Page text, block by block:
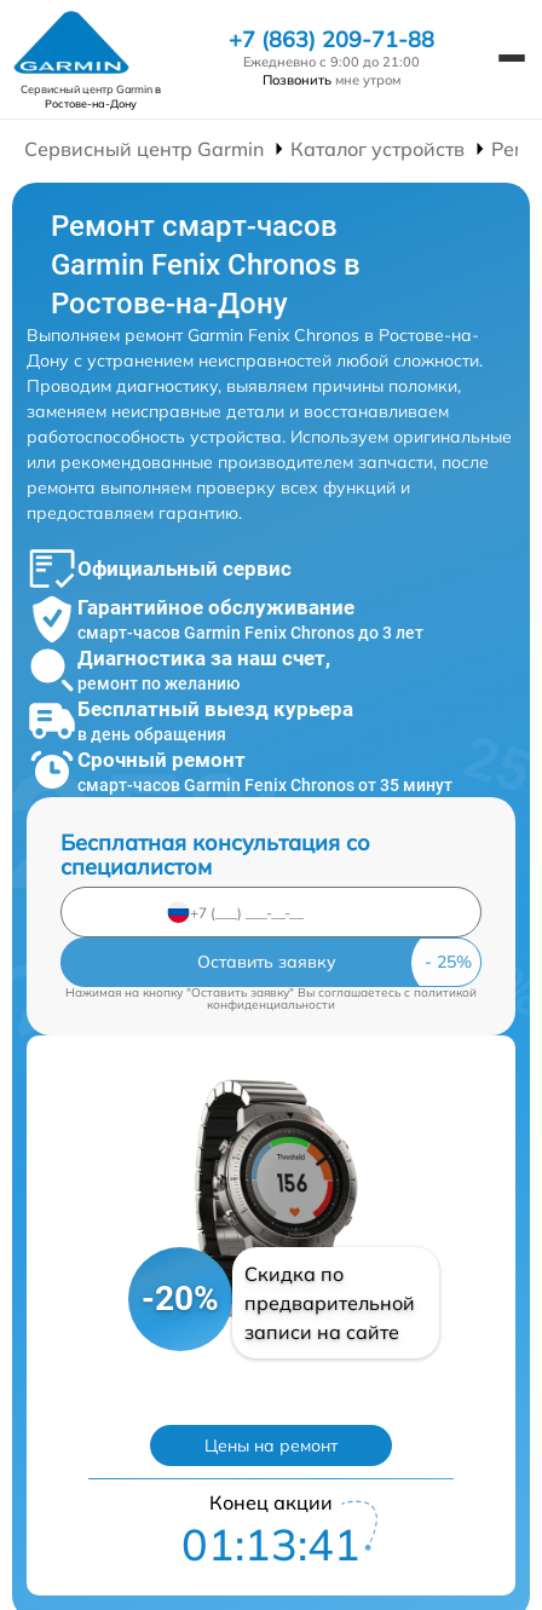
Сервисный центр Garminв
Ростове-на-Дону
+7 (863) 209-71-88
Ежедневно с 9:00 до 21:00
Позвонить мне утром
Сервисный центр Garmin Каталог устройств
Ремонт смарт-часов
Garmin Fenix Chronos в
Ростове-на-Дону
Выполняем ремонт Garmin Fenix Chronos в Ростове-на-
Дону с устранением неисправностей любой сложности.
Проводим диагностику, выявляем причины поломки,
заменяем неисправные детали и восстанавливаем
работоспособность устройства. Используем оригинальные
или рекомендованные производителем запчасти, после
ремонта выполняем проверку всех функций и
предоставляем гарантию.
Официальный сервис
Гарантийное обслуживание
смарт-часов Garmin Fenix Chronos до 3 лет
Диагностика за наш счет,
ремонт по желанию
Бесплатный выезд курьера
в день обращения
Срочный ремонт
смарт-часов Garmin Fenix Chronos от 35 минут
Бесплатная консультация со
специалистом
Оставить заявку
Нажимая на кнопку "Оставить заявку" Вы соглашаетесь cполитикой
конфиденциальности
-20%
Скидка по
предварительной
записи на сайте
Цены на ремонт
Конец акции
01:13:40